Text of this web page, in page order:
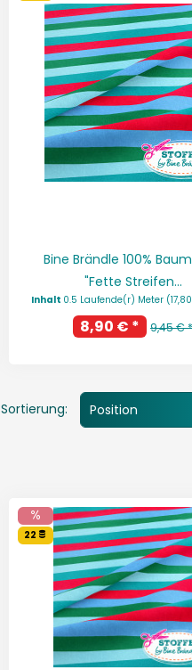
Bine Brändle 100%
"Fette Streifen...
Inhalt 0.5 Laufende(r) Meter (17,80 € * /
8,90 € * 9,45 € *
Sortierung:
22